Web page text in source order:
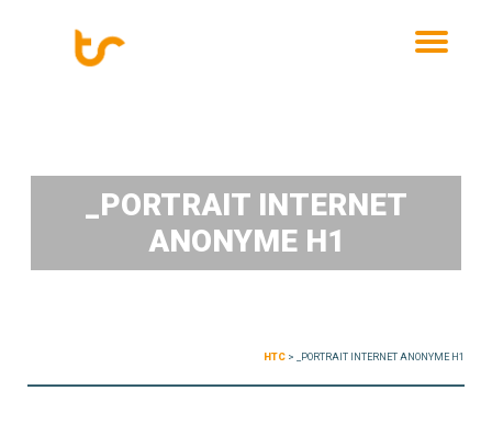
_PORTRAIT INTERNET
ANONYME H1
HTC > _PORTRAIT INTERNET ANONYME H1